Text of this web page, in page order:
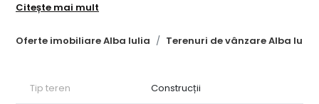
Oferte imobiliare Alba Iulia Terenuri de vânzare Alba Iulia
Citește mai mult
Tip teren Construcții